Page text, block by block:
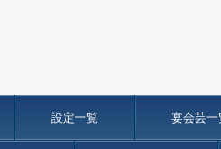
設定一覧 宴会芸一